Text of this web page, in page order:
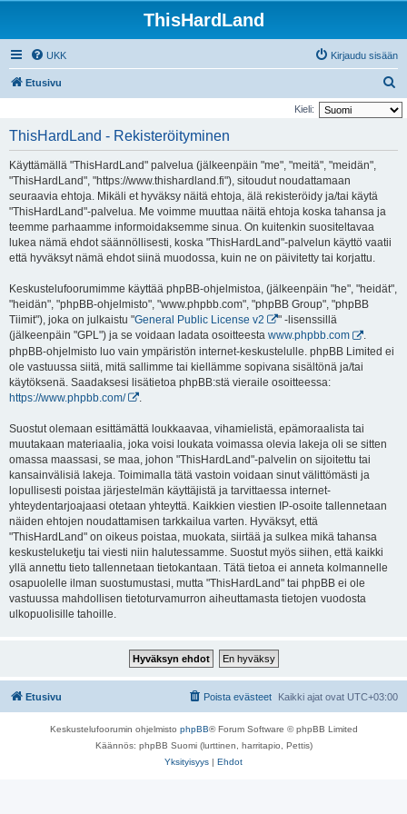
ThisHardLand
UKK Kirjaudu sisään
Etusivu
t
Kieli:
ThisHardLand - Rekisteröityminen
Käyttämällä "ThisHardLand" palvelua (jälkeenpäin "me", "meitä", "meidän",
"ThisHardLand", "https://www.thishardland.fi"), sitoudut noudattamaan
seuraavia ehtoja. Mikäli et hyväksy näitä ehtoja, älä rekisteröidy ja/tai käytä
"ThisHardLand"-palvelua. Me voimme muuttaa näitä ehtoja koska tahansa ja
teemme parhaamme informoidaksemme sinua. On kuitenkin suositeltavaa
lukea nämä ehdot säännöllisesti, koska "ThisHardLand"-palvelun käyttö vaatii
että hyväksyt nämä ehdot siinä muodossa, kuin ne on päivitetty tai korjattu.
Keskustelufoorumimme käyttää phpBB-ohjelmistoa, (jälkeenpäin "he", "heidät",
"heidän", "phpBB-ohjelmisto", "www.phpbb.com", "phpBB Group", "phpBB
Tiimit"), joka on julkaistu "General Public License v2
" -lisenssillä
(jälkeenpäin "GPL") ja se voidaan ladata osoitteesta www.phpbb.com
.
phpBB-ohjelmisto luo vain ympäristön internet-keskustelulle. phpBB Limited ei
ole vastuussa siitä, mitä sallimme tai kiellämme sopivana sisältönä ja/tai
käytöksenä. Saadaksesi lisätietoa phpBB:stä vieraile osoitteessa:
https://www.phpbb.com/
Suostut olemaan esittämättä loukkaavaa, vihamielistä, epämoraalista tai
muutakaan materiaalia, joka voisi loukata voimassa olevia lakeja oli se sitten
omassa maassasi, se maa, johon "ThisHardLand"-palvelin on sijoitettu tai
kansainvälisiä lakeja. Toimimalla tätä vastoin voidaan sinut välittömästi ja
lopullisesti poistaa järjestelmän käyttäjistä ja tarvittaessa internet-
yhteydentarjoajaasi otetaan yhteyttä. Kaikkien viestien IP-osoite tallennetaan
näiden ehtojen noudattamisen tarkkailua varten. Hyväksyt, että
"ThisHardLand" on oikeus poistaa, muokata, siirtää ja sulkea mikä tahansa
keskusteluketju tai viesti niin halutessamme. Suostut myös siihen, että kaikki
yllä annettu tieto tallennetaan tietokantaan. Tätä tietoa ei anneta kolmannelle
osapuolelle ilman suostumustasi, mutta "ThisHardLand" tai phpBB ei ole
vastuussa mahdollisen tietoturvamurron aiheuttamasta tietojen vuodosta
ulkopuolisille tahoille.
Etusivu Kaikki ajat ovat UTC+03:00
Poista evästeet
Keskustelufoorumin ohjelmisto phpBB® Forum Software © phpBB Limited
Käännös: phpBB Suomi (lurttinen, harritapio, Pettis)
Yksityisyys | Ehdot